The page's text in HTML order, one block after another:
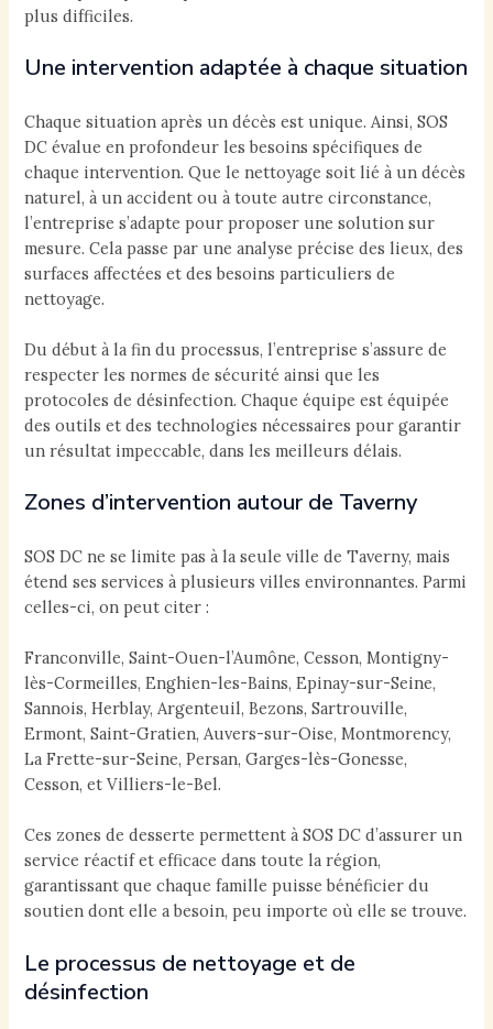
plus difficiles.
Une intervention adaptée à chaque situation
Chaque situation après un décès est unique. Ainsi, SOS
DC évalue en profondeur les besoins spécifiques de
chaque intervention. Que le nettoyage soit lié à un décès
naturel, à un accident ou à toute autre circonstance,
l’entreprise s’adapte pour proposer une solution sur
mesure. Cela passe par une analyse précise des lieux, des
surfaces affectées et des besoins particuliers de
nettoyage.
Du début à la fin du processus, l’entreprise s’assure de
respecter les normes de sécurité ainsi que les
protocoles de désinfection. Chaque équipe est équipée
des outils et des technologies nécessaires pour garantir
un résultat impeccable, dans les meilleurs délais.
Zones d’intervention autour de Taverny
SOS DC ne se limite pas à la seule ville de Taverny, mais
étend ses services à plusieurs villes environnantes. Parmi
celles-ci, on peut citer :
Franconville, Saint-Ouen-l’Aumône, Cesson, Montigny-
lès-Cormeilles, Enghien-les-Bains, Epinay-sur-Seine,
Sannois, Herblay, Argenteuil, Bezons, Sartrouville,
Ermont, Saint-Gratien, Auvers-sur-Oise, Montmorency,
La Frette-sur-Seine, Persan, Garges-lès-Gonesse,
Cesson, et Villiers-le-Bel.
Ces zones de desserte permettent à SOS DC d’assurer un
service réactif et efficace dans toute la région,
garantissant que chaque famille puisse bénéficier du
soutien dont elle a besoin, peu importe où elle se trouve.
Le processus de nettoyage et de
désinfection